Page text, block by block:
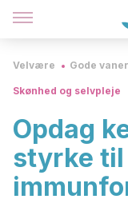
Velvære Gode vaner
Skønhed og selvpleje
Opdag
styrke